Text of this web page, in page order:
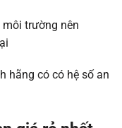
trường nên
hãng có có hệ số an